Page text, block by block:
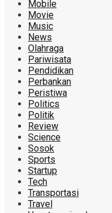
Mobile
Movie
Music
News
Olahraga
Pariwisata
Pendidikan
Perbankan
Peristiwa
Politics
Politik
Review
Science
Sosok
Sports
Startup
Tech
Transportasi
Travel